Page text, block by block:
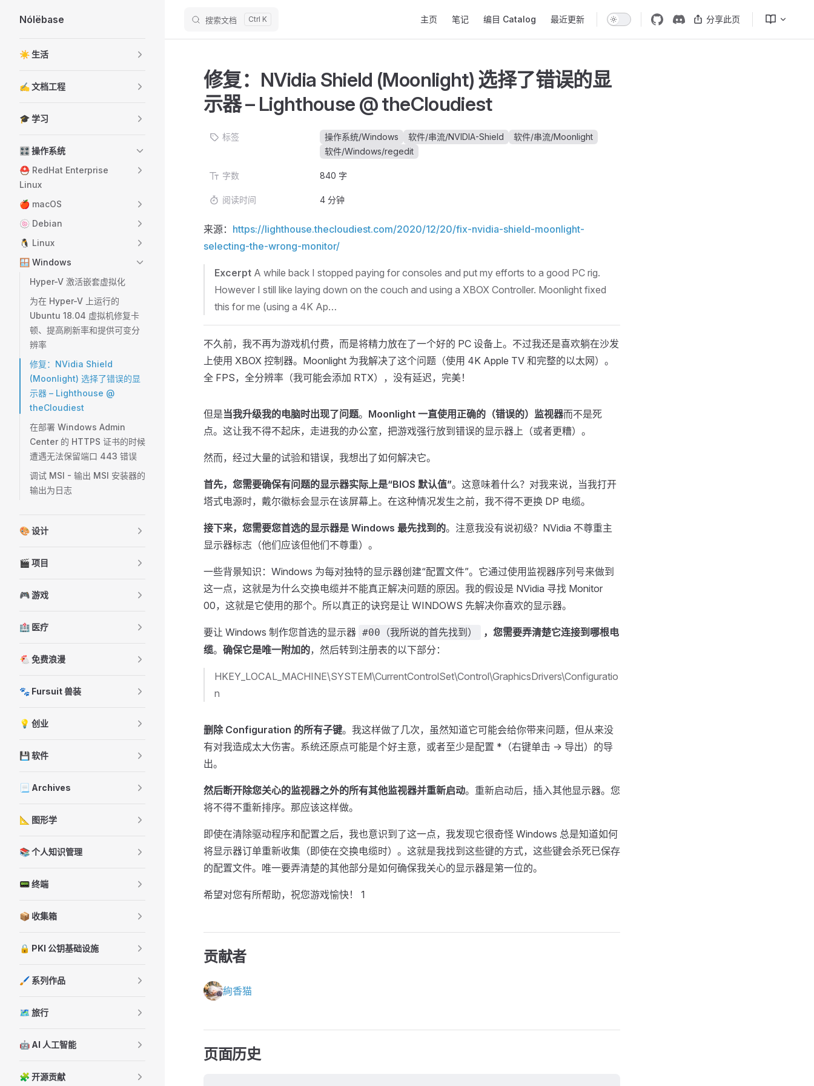
Skip to content
Nólëbase 搜索文档 主页 笔记 编目 Catalog 最近更新 分享此页
☀️ 生活
✍️ 文档工程
🎓 学习
🎛️ 操作系统
⛑️ RedHat Enterprise
Linux
🍎 macOS
🍥 Debian
🐧 Linux
🪟 Windows
Hyper-V 激活嵌套虚拟化
为在 Hyper-V 上运行的
Ubuntu 18.04 虚拟机修复卡
顿、提高刷新率和提供可变分
辨率
修复：NVidia Shield
(Moonlight) 选择了错误的显
示器 – Lighthouse @
theCloudiest
在部署 Windows Admin
Center 的 HTTPS 证书的时候
遭遇无法保留端口 443 错误
调试 MSI - 输出 MSI 安装器的
输出为日志
🎨 设计
🎬 项目
🎮 游戏
🏥 医疗
🐔 免费浪漫
🐾 Fursuit 兽装
💡 创业
💾 软件
📃 Archives
📐 图形学
📚 个人知识管理
📟 终端
📦 收集箱
🔒 PKI 公钥基础设施
🖌️ 系列作品
🗺️ 旅行
🤖 AI 人工智能
🧩 开源贡献
修复：NVidia Shield (Moonlight) 选择了错误的显
示器 – Lighthouse @ theCloudiest
标签 操作系统/Windows 软件/串流/NVIDIA-Shield
软件/串流/Moonlight
软件/Windows/regedit
字数 840 字
阅读时间 4 分钟
来源： https://lighthouse.thecloudiest.com/2020/12/20/fix-nvidia-shield-moonlight-
selecting-the-wrong-monitor/
Excerpt A while back I stopped paying for consoles and put my efforts to a good PC rig.
However I still like laying down on the couch and using a XBOX Controller. Moonlight fixed
this for me (using a 4K Ap…
不久前，我不再为游戏机付费，而是将精力放在了一个好的 PC 设备上。不过我还是喜欢躺在沙发
上使用 XBOX 控制器。Moonlight 为我解决了这个问题（使用 4K Apple TV 和完整的以太网）。
全 FPS，全分辨率（我可能会添加 RTX），没有延迟，完美！
但是当我升级我的电脑时出现了问题。 Moonlight 一直使用正确的（错误的）监视器而不是死
点。这让我不得不起床，走进我的办公室，把游戏强行放到错误的显示器上（或者更糟）。
然而，经过大量的试验和错误，我想出了如何解决它。
首先，您需要确保有问题的显示器实际上是“BIOS 默认值”。这意味着什么？对我来说，当我打开
塔式电源时，戴尔徽标会显示在该屏幕上。在这种情况发生之前，我不得不更换 DP 电缆。
接下来，您需要您首选的显示器是 Windows 最先找到的。注意我没有说初级？NVidia 不尊重主
显示器标志（他们应该但他们不尊重）。
一些背景知识：Windows 为每对独特的显示器创建“配置文件”。它通过使用监视器序列号来做到
这一点，这就是为什么交换电缆并不能真正解决问题的原因。我的假设是 NVidia 寻找 Monitor
00，这就是它使用的那个。所以真正的诀窍是让 WINDOWS 先解决你喜欢的显示器。
要让 Windows 制作您首选的显示器 #00（我所说的首先找到）
，您需要弄清楚它连接到哪根电
缆。 确保它是唯一附加的，然后转到注册表的以下部分：
HKEY_LOCAL_MACHINE\SYSTEM\CurrentControlSet\Control\GraphicsDrivers\Configuratio
n
删除 Configuration 的所有子键。我这样做了几次，虽然知道它可能会给你带来问题，但从来没
有对我造成太大伤害。系统还原点可能是个好主意，或者至少是配置 *（右键单击 -> 导出）的导
出。
然后断开除您关心的监视器之外的所有其他监视器并重新启动。重新启动后，插入其他显示器。您
将不得不重新排序。那应该这样做。
即使在清除驱动程序和配置之后，我也意识到了这一点，我发现它很奇怪 Windows 总是知道如何
将显示器订单重新收集（即使在交换电缆时）。这就是我找到这些键的方式，这些键会杀死已保存
的配置文件。唯一要弄清楚的其他部分是如何确保我关心的显示器是第一位的。
希望对您有所帮助，祝您游戏愉快！ 1
贡献者
絢香猫
页面历史